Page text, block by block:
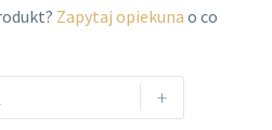
Zapytaj opiekuna o co
+